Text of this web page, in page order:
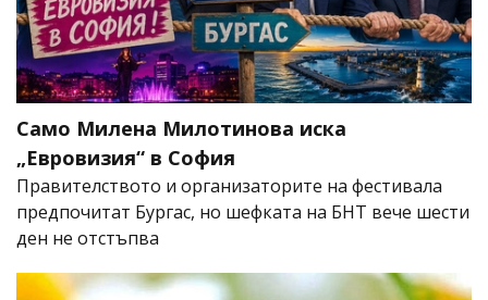
Само Милена Милотинова иска
„Евровизия“ в София
Правителството и организаторите на фестивала
предпочитат Бургас, но шефката на БНТ вече шести
ден не отстъпва